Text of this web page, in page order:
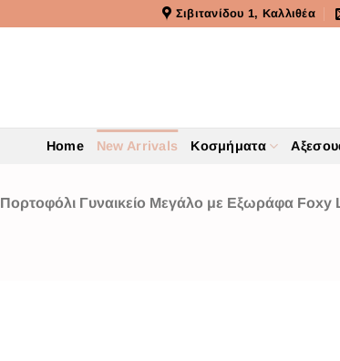
Σιβιτανίδου 1, Καλλιθέα
Home New Arrivals Κοσμήματα
Πορτοφόλι Γυναικείο Μεγάλο με Εξωράφα